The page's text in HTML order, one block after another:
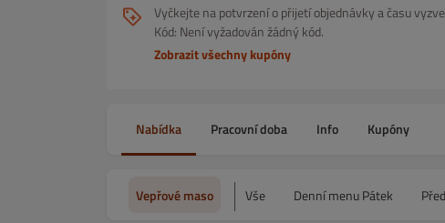
Vyčkejte na potvrzení o přijetí objednávky a času
Kód: Není vyžadován žádný kód.
Zobrazit všechny kupóny
Nabídka Pracovní doba Info Kupóny
Vepřové maso Vše Denní menu Pátek